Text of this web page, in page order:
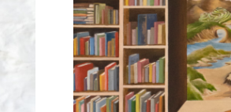
Montpellier",
portées par le